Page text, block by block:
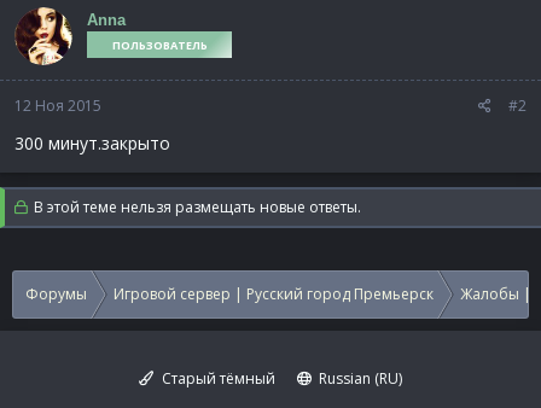
Anna
ПОЛЬЗОВАТЕЛЬ
12 Ноя 2015 #2
300 минут.закрыто
В этой теме нельзя размещать новые ответы.
Форумы Игровой сервер | Русский город Премьерск Жалобы |
Старый тёмный
Russian (RU)